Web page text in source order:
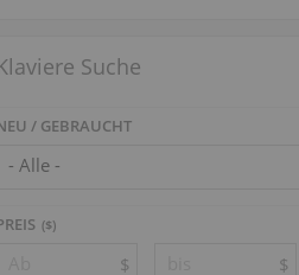
Suche
/ GEBRAUCHT
($)
$ $